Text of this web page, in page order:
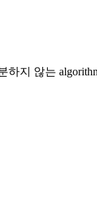
지 않는